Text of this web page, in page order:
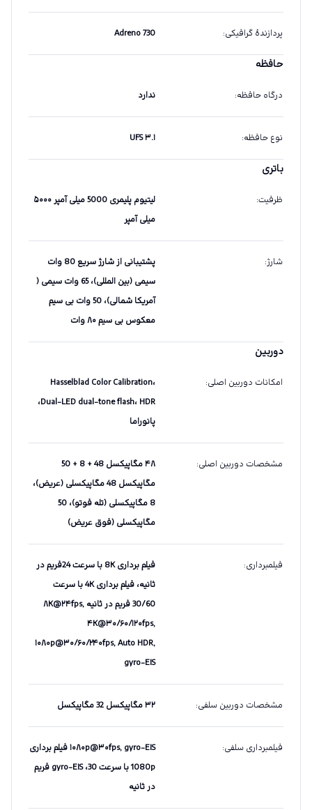
پردازندهٔ گرافیکی:
Adreno 730
حافظه
درگاه حافظه: ندارد
نوع حافظه: UFS ۳.۱
باتری
ظرفیت:
لیتیوم پلیمری 5000 میلی آمپر ۵۰۰۰
میلی آمپر
شارژ:
پشتیبانی از شارژ سریع 80 وات
سیمی (بین المللی)، 65 وات سیمی (
آمریکا شمالی)، 50 وات بی سیم
معکوس بی سیم ۸۰ وات
دوربین
امکانات دوربین اصلی:
Hasselblad Color Calibration،
Dual-LED dual-tone flash، HDR،
پانوراما
مشخصات دوربین اصلی:
۴۸ مگاپیکسل 48 + 8 + 50
مگاپیکسل 48 مگاپیکسلی (عریض)،
8 مگاپیکسلی (تله فوتو)، 50
مگاپیکسلی (فوق عریض)
فیلمبرداری:
فیلم برداری 8K با سرعت 24فریم در
ثانیه، فیلم برداری 4K با سرعت
30/60 فریم در ثانیه ۸K@۲۴fps,
۴K@۳۰/۶۰/۱۲۰fps,
۱۰۸۰p@۳۰/۶۰/۲۴۰fps, Auto HDR,
gyro-EIS
مشخصات دوربین سلفی: ۳۲ مگاپیکسل 32 مگاپیکسل
فیلمبرداری سلفی:
۱۰۸۰p@۳۰fps, gyro-EIS فیلم برداری
1080p با سرعت 30، gyro-EIS فریم
در ثانیه